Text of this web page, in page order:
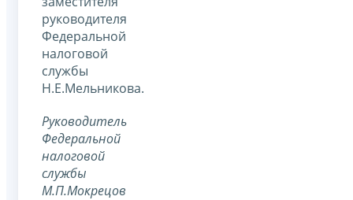
руководителя
Федеральной
налоговой
службы
Н.Е.Мельникова.
Руководитель
Федеральной
налоговой
службы
М.П.Мокрецов